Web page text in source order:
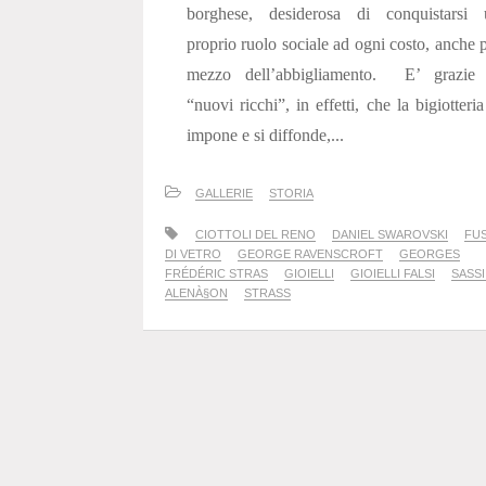
borghese, desiderosa di conquistarsi
proprio ruolo sociale ad ogni costo, anche
mezzo dell’abbigliamento. E’ grazie
“nuovi ricchi”, in effetti, che la
impone e si diffonde,...
GALLERIE STORIA
CIOTTOLI DEL RENO DANIEL SWAROVSKI
DI VETRO
GEORGE RAVENSCROFT
GEORGES
FRÉDÉRIC STRAS
GIOIELLI GIOIELLI FALSI
ALENÀ§ON
STRASS